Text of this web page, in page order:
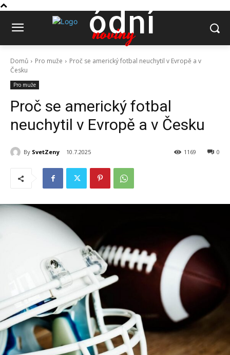
ódní
noviny
Domů Pro muže
Proč se americký fotbal neuchytil v Evropě a v
Česku
Pro muže
Proč se americký fotbal
neuchytil v Evropě a v Česku
By SvetZeny 10.7.2025 0
1169